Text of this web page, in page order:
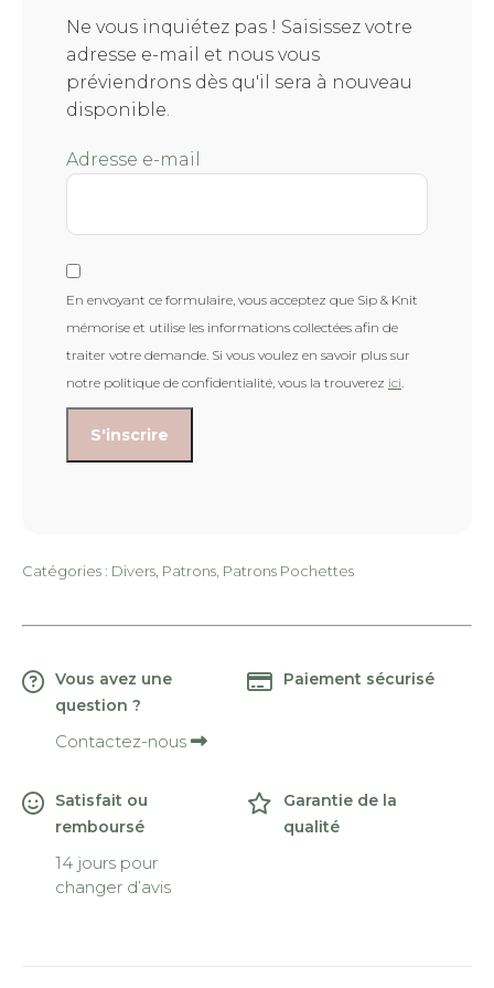
Ne vous inquiétez pas ! Saisissez votre
adresse e-mail et nous vous
préviendrons dès qu'il sera à nouveau
disponible.
Adresse e-mail
En envoyant ce formulaire, vous acceptez que Sip & Knit
mémorise et utilise les informations collectées afin de
traiter votre demande. Si vous voulez en savoir plus sur
notre politique de confidentialité, vous la trouverez ici.
Catégories : Divers Patrons Patrons Pochettes
Vous avez une
question ?
Contactez-nous
Paiement sécurisé
Satisfait ou
remboursé
14 jours pour
changer d’avis
Garantie de la
qualité